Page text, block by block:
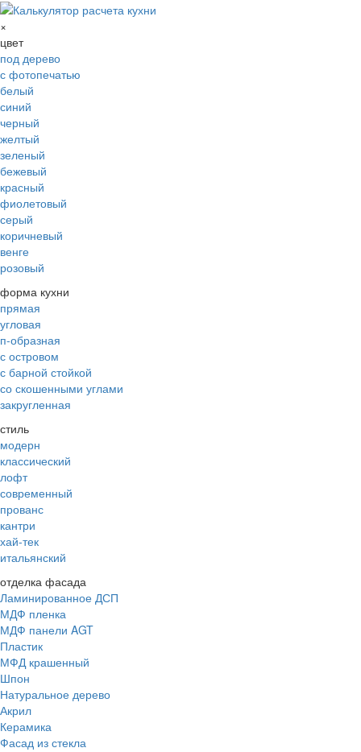
×
цвет
под дерево
с фотопечатью
белый
синий
черный
желтый
зеленый
бежевый
красный
фиолетовый
серый
коричневый
венге
розовый
форма кухни
прямая
угловая
п-образная
с островом
с барной стойкой
со скошенными углами
закругленная
стиль
модерн
классический
лофт
современный
прованс
кантри
хай-тек
итальянский
отделка фасада
Ламинированное ДСП
МДФ пленка
МДФ панели AGT
Пластик
МФД крашенный
Шпон
Натуральное дерево
Акрил
Керамика
Фасад из стекла